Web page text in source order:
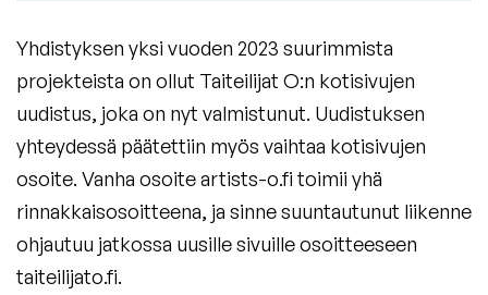
Yhdistyksen yksi vuoden 2023 suurimmista
projekteista on ollut Taiteilijat O:n kotisivujen
uudistus, joka on nyt valmistunut. Uudistuksen
yhteydessä päätettiin myös vaihtaa kotisivujen
osoite. Vanha osoite artists-o.fi toimii yhä
rinnakkaisosoitteena, ja sinne suuntautunut liikenne
ohjautuu jatkossa uusille sivuille osoitteeseen
taiteilijato.fi.